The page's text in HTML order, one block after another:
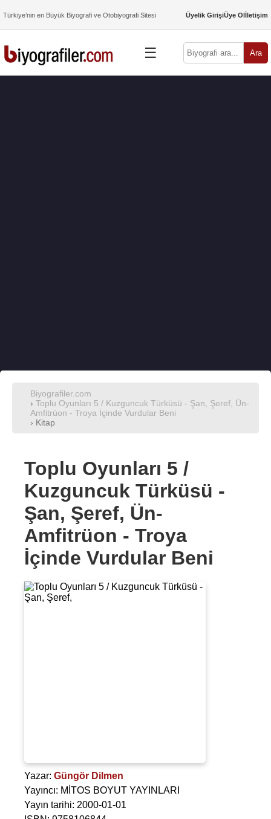
Türkiye’nin en Büyük Biyografi ve Otobiyografi Sitesi Üyelik GirişiÜye Olİletişim
☰ Ara
Biyografiler.com
› Toplu Oyunları 5 / Kuzguncuk Türküsü - Şan, Şeref, Ün-
Amfitrüon - Troya İçinde Vurdular Beni
› Kitap
Toplu Oyunları 5 /
Kuzguncuk Türküsü -
Şan, Şeref, Ün-
Amfitrüon - Troya
İçinde Vurdular Beni
Yazar: Güngör Dilmen
Yayıncı: MİTOS BOYUT YAYINLARI
Yayın tarihi: 2000-01-01